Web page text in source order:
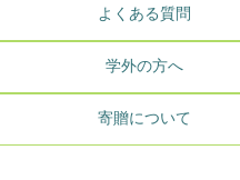
よくある質問
学外の方へ
寄贈について